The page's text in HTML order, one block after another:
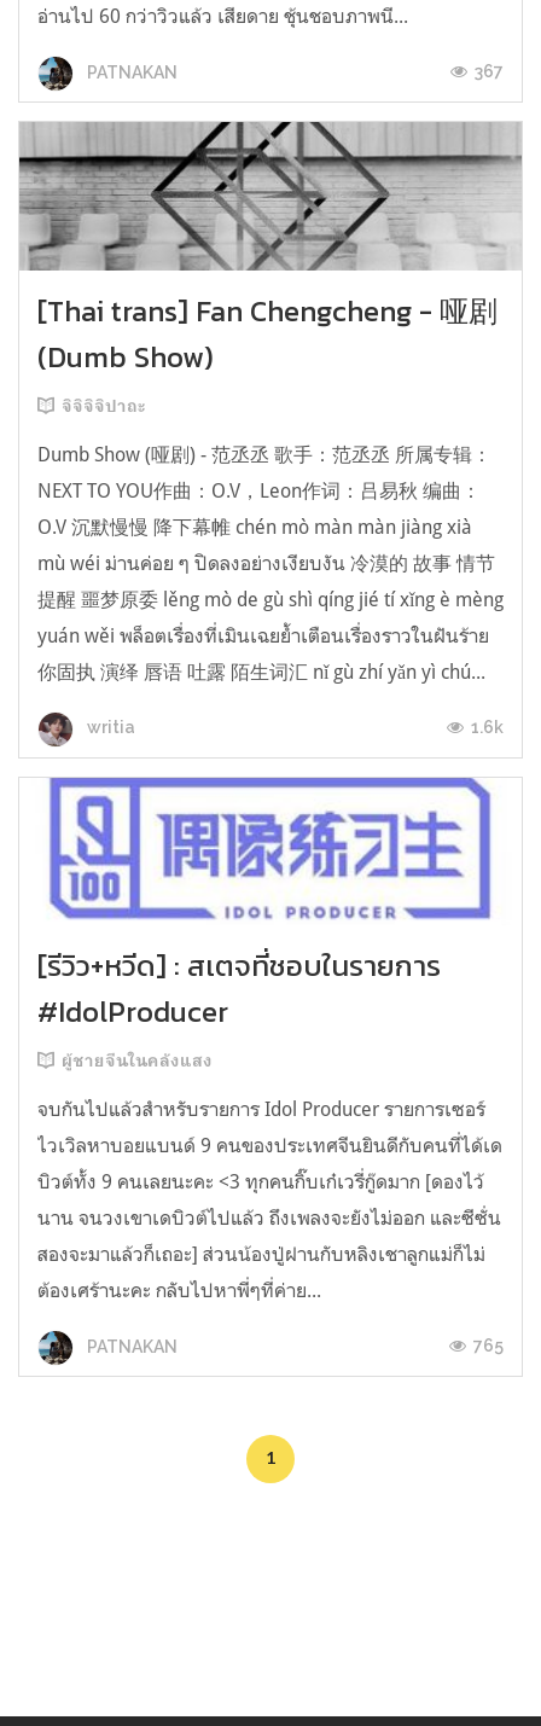
อ่านไป 60 กว่าวิวแล้ว เสียดาย ชุ้นชอบภาพนี...
PATNAKAN 367
[Thai trans] Fan Chengcheng - 哑剧
(Dumb Show)
จิจิจิจิปาถะ
Dumb Show (哑剧) - 范丞丞 歌手：范丞丞 所属专辑：
NEXT TO YOU作曲：O.V，Leon作词：吕易秋 编曲：
O.V 沉默慢慢 降下幕帷 chén mò màn màn jiàng xià
mù wéi ม่านค่อย ๆ ปิดลงอย่างเงียบงัน 冷漠的 故事 情节
提醒 噩梦原委 lěng mò de gù shì qíng jié tí xǐng è mèng
yuán wěi พล็อตเรื่องที่เมินเฉยย้ำเตือนเรื่องราวในฝันร้าย
你固执 演绎 唇语 吐露 陌生词汇 nǐ gù zhí yǎn yì chú...
writia 1.6k
[รีวิว+หวีด] : สเตจที่ชอบในรายการ
#IdolProducer
ผู้ชายจีนในคลังแสง
จบกันไปแล้วสำหรับรายการ Idol Producer รายการเซอร์
ไวเวิลหาบอยแบนด์ 9 คนของประเทศจีนยินดีกับคนที่ได้เด
บิวต์ทั้ง 9 คนเลยนะคะ <3 ทุกคนกิ๊บเก๋เวรี่กู๊ดมาก [ดองไว้
นาน จนวงเขาเดบิวต์ไปแล้ว ถึงเพลงจะยังไม่ออก และซีซั่น
สองจะมาแล้วก็เถอะ] ส่วนน้องปู่ฝานกับหลิงเชาลูกแม่ก็ไม่
ต้องเศร้านะคะ กลับไปหาพี่ๆที่ค่าย...
PATNAKAN 765
1